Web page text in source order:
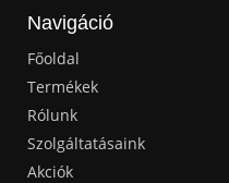
Navigáció
Főoldal
Termékek
Rólunk
Szolgáltatásaink
Akciók